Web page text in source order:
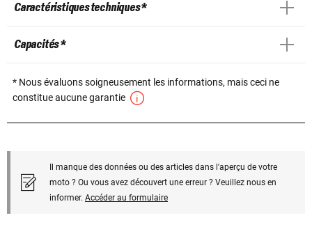
Caractéristiques techniques *
Capacités *
* Nous évaluons soigneusement les informations, mais ceci ne
constitue aucune garantie
Il manque des données ou des articles dans l'aperçu de votre
moto ? Ou vous avez découvert une erreur ? Veuillez nous en
informer. Accéder au formulaire